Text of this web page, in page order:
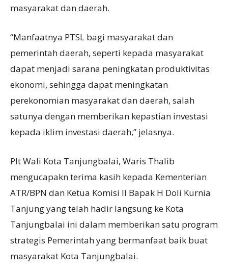
masyarakat dan daerah.
“Manfaatnya PTSL bagi masyarakat dan
pemerintah daerah, seperti kepada masyarakat
dapat menjadi sarana peningkatan produktivitas
ekonomi, sehingga dapat meningkatan
perekonomian masyarakat dan daerah, salah
satunya dengan memberikan kepastian investasi
kepada iklim investasi daerah,” jelasnya.
Plt Wali Kota Tanjungbalai, Waris Thalib
mengucapakn terima kasih kepada Kementerian
ATR/BPN dan Ketua Komisi II Bapak H Doli Kurnia
Tanjung yang telah hadir langsung ke Kota
Tanjungbalai ini dalam memberikan satu program
strategis Pemerintah yang bermanfaat baik buat
masyarakat Kota Tanjungbalai.